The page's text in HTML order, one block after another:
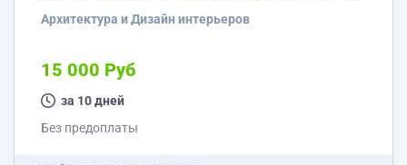
нам в гости.
Архитектура и Дизайн интерьеров
15 000 Руб
за 10 дней
Без предоплаты